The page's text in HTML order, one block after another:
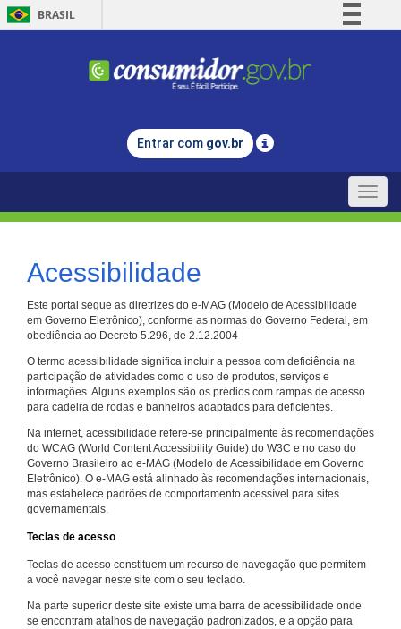
BRASIL
Comunica BR
Legislação
Entrar com gov.br
Toggle
Acessibilidade
Este portal segue as diretrizes do e-MAG (Modelo de Acessibilidade
em Governo Eletrônico), conforme as normas do Governo Federal, em
obediência ao Decreto 5.296, de 2.12.2004
O termo acessibilidade significa incluir a pessoa com deficiência na
participação de atividades como o uso de produtos, serviços e
informações. Alguns exemplos são os prédios com rampas de acesso
para cadeira de rodas e banheiros adaptados para deficientes.
Na internet, acessibilidade refere-se principalmente às recomendações
do WCAG (World Content Accessibility Guide) do W3C e no caso do
Governo Brasileiro ao e-MAG (Modelo de Acessibilidade em Governo
Eletrônico). O e-MAG está alinhado às recomendações internacionais,
mas estabelece padrões de comportamento acessível para sites
governamentais.
Teclas de acesso
Teclas de acesso constituem um recurso de navegação que permitem
a você navegar neste site com o seu teclado.
Na parte superior deste site existe uma barra de acessibilidade onde
se encontram atalhos de navegação padronizados, e a opção para